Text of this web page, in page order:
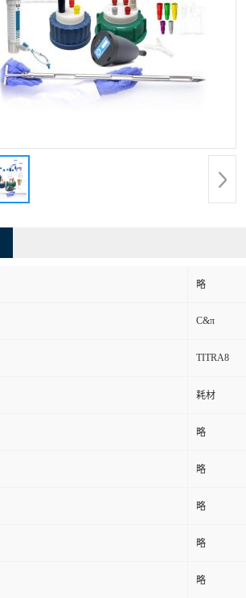
略
C&π
TITRA8
耗材
略
略
略
略
略